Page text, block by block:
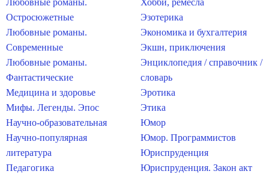
Любовные романы.
Остросюжетные
Любовные романы.
Современные
Любовные романы.
Фантастические
Медицина и здоровье
Мифы. Легенды. Эпос
Научно-образовательная
Научно-популярная
литература
Педагогика
Хобби, ремесла
Эзотерика
Экономика и бухгалтерия
Экшн, приключения
Энциклопедия / справочник /
словарь
Эротика
Этика
Юмор
Юмор. Программистов
Юриспруденция
Юриспруденция. Закон акт